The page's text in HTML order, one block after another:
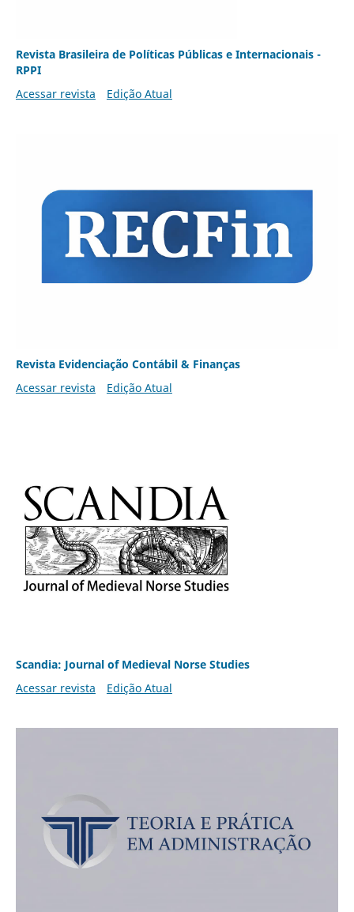
Revista Brasileira de Políticas Públicas e Internacionais -
RPPI
Acessar revista
Edição Atual
Revista Evidenciação Contábil & Finanças
Acessar revista
Edição Atual
Scandia: Journal of Medieval Norse Studies
Acessar revista
Edição Atual